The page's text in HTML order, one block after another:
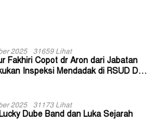
2025 31659 Lihat
Fakhiri Copot dr Aron dari Jabatan
Inspeksi Mendadak di RSUD Dok
2025 31173 Lihat
Dube Band dan Luka Sejarah